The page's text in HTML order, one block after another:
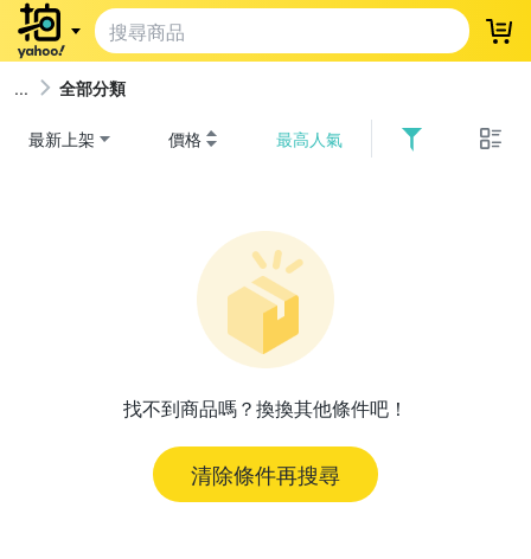
登
全部分類
最新上架 價格 最高人氣
找不到商品嗎？換換其他條件吧！
清除條件再搜尋